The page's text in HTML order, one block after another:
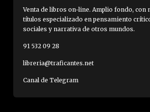
Venta de libros on-line. Amplio fondo, con
títulos especializado en pensamiento
sociales y narrativa de otros mundos.
91 532 09 28
libreria@traficantes.net
Canal de Telegram